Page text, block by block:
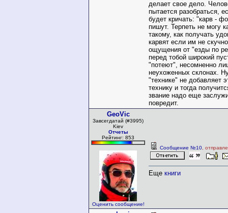
делает свое дело.
пытается разобраться,
будет кричать: "карв -
пишут. Терпеть не могу
такому, как получать
карвят если им не
ощущения от "езды по
перед тобой широкий
"потеют", несомненно
неухоженных склонах.
"технике" не добавляет
технику и тогда
звание надо еще
повредит.
GeoVic
Завсегдатай (#3995)
Kiev
Отчеты
Рейтинг: 853
Оценить сообщение!
Сообщение №10 ,
Еще книги